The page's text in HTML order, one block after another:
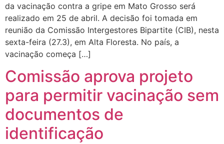
da vacinação contra a gripe em Mato Grosso será
realizado em 25 de abril. A decisão foi tomada em
reunião da Comissão Intergestores Bipartite (CIB), nesta
sexta-feira (27.3), em Alta Floresta. No país, a
vacinação começa […]
Comissão aprova projeto
para permitir vacinação sem
documentos de
identificação